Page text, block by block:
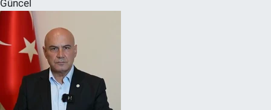
Güncel
SPOR
RESMİ İLANLAR